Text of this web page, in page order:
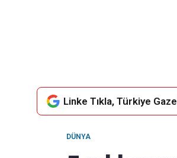
Linke Tıkla, Türkiye
DÜNYA